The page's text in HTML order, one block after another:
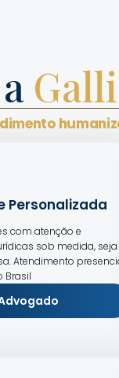
Personalizada
com atenção e
sob medida, seja
Atendimento
Brasil